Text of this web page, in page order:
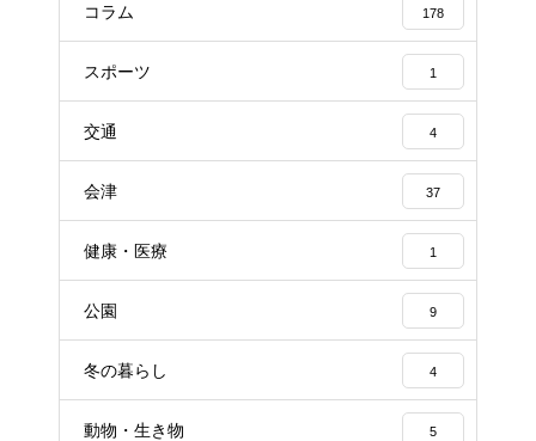
コラム 178
スポーツ 1
交通 4
会津 37
健康・医療 1
公園 9
冬の暮らし 4
動物・生き物 5